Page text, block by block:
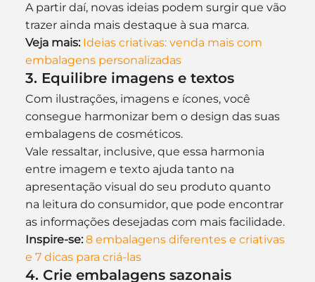
A partir daí, novas ideias podem surgir que vão
trazer ainda mais destaque à sua marca.
Veja mais: Ideias criativas: venda mais com
embalagens personalizadas
3. Equilibre imagens e textos
Com ilustrações, imagens e ícones, você
consegue harmonizar bem o design das suas
embalagens de cosméticos.
Vale ressaltar, inclusive, que essa harmonia
entre imagem e texto ajuda tanto na
apresentação visual do seu produto quanto
na leitura do consumidor, que pode encontrar
as informações desejadas com mais facilidade.
Inspire-se: 8 embalagens diferentes e criativas
e 7 dicas para criá-las
4. Crie embalagens sazonais